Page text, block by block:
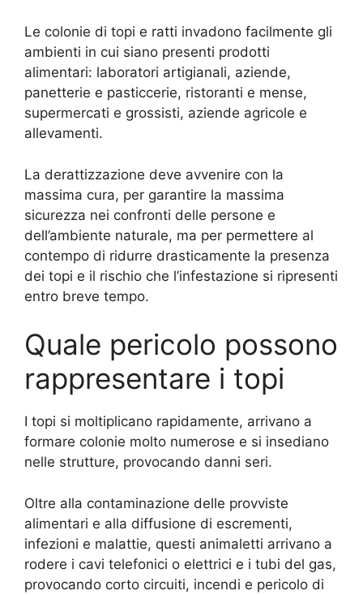
Le colonie di topi e ratti invadono facilmente gli
ambienti in cui siano presenti prodotti
alimentari: laboratori artigianali, aziende,
panetterie e pasticcerie, ristoranti e mense,
supermercati e grossisti, aziende agricole e
allevamenti.
La derattizzazione deve avvenire con la
massima cura, per garantire la massima
sicurezza nei confronti delle persone e
dell’ambiente naturale, ma per permettere al
contempo di ridurre drasticamente la presenza
dei topi e il rischio che l’infestazione si ripresenti
entro breve tempo.
Quale pericolo possono
rappresentare i topi
I topi si moltiplicano rapidamente, arrivano a
formare colonie molto numerose e si insediano
nelle strutture, provocando danni seri.
Oltre alla contaminazione delle provviste
alimentari e alla diffusione di escrementi,
infezioni e malattie, questi animaletti arrivano a
rodere i cavi telefonici o elettrici e i tubi del gas,
provocando corto circuiti, incendi e pericolo di